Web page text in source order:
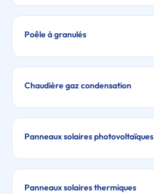
Poêle à granulés
Chaudière gaz condensation
Panneaux solaires photovoltaïques
Panneaux solaires thermiques